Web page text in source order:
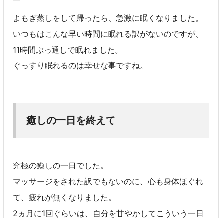
よもぎ蒸しをして帰ったら、急激に眠くなりました。
いつもはこんな早い時間に眠れる訳がないのですが、
11時間ぶっ通しで眠れました。
ぐっすり眠れるのは幸せな事ですね。
癒しの一日を終えて
究極の癒しの一日でした。
マッサージをされた訳でもないのに、心も身体ほぐれ
て、疲れが無くなりました。
2ヵ月に1回ぐらいは、自分を甘やかしてこういう一日